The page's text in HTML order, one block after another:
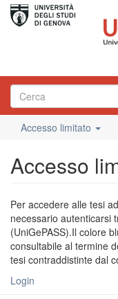
Accesso limitato
Accesso
Per accedere alle tesi
necessario autenticarsi
(UniGePASS).Il colore
consultabile al termine
tesi contraddistinte dal
Login